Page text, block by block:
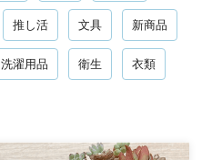
推し活 文具 新商品
洗濯用品 衛生 衣類